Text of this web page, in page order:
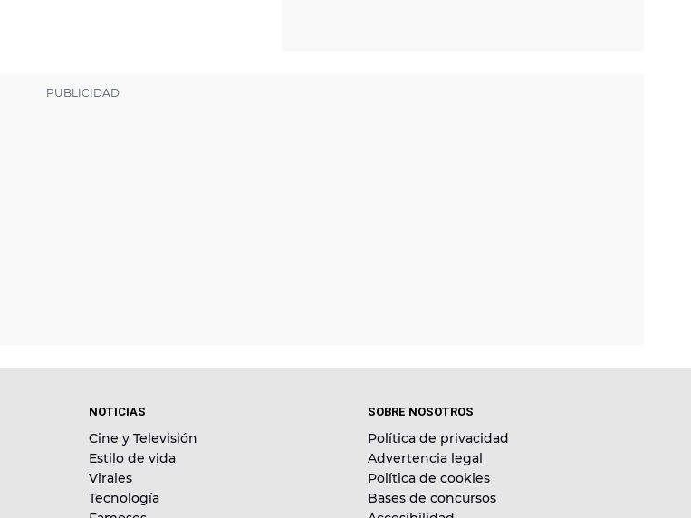
NOTICIAS
Cine y Televisión
Estilo de vida
Virales
Tecnología
SOBRE NOSOTROS
Política de privacidad
Advertencia legal
Política de cookies
Bases de concursos